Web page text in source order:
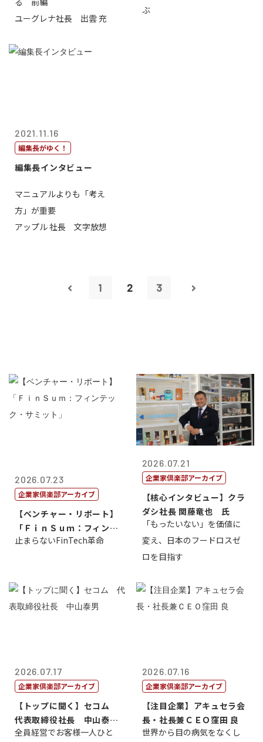
ユーグレナ社長 出雲 充
ぶ
2021.11.16
編集長がゆく！
編集長インタビュー
マニュアルよりも「考え
方」が重要
アップル 社長 文字放想
1 2 3
2026.07.23
企業家倶楽部アーカイブ
【ベンチャー・リポート】
「ＦｉｎＳｕｍ：フィンテ
ック・サミッ...
止まらないFinTech革命
2026.07.21
企業家倶楽部アーカイブ
【核心インタビュー】クラ
ダシ社長 関藤竜也 氏
「もったいない」を価値に
変え、日本のフードロスゼ
ロを目指す
2026.07.17
企業家倶楽部アーカイブ
【トップに聞く】セコム
代表取締役社長 中山泰
男
全員経営でお客様一人ひと
2026.07.16
企業家倶楽部アーカイブ
【注目企業】アキュセラ会
長・社長兼ＣＥＯ窪田 良
世界から目の病気をなくし